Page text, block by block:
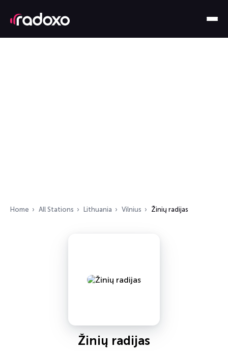
Home All Stations Lithuania Vilnius Žinių radijas
Žinių radijas